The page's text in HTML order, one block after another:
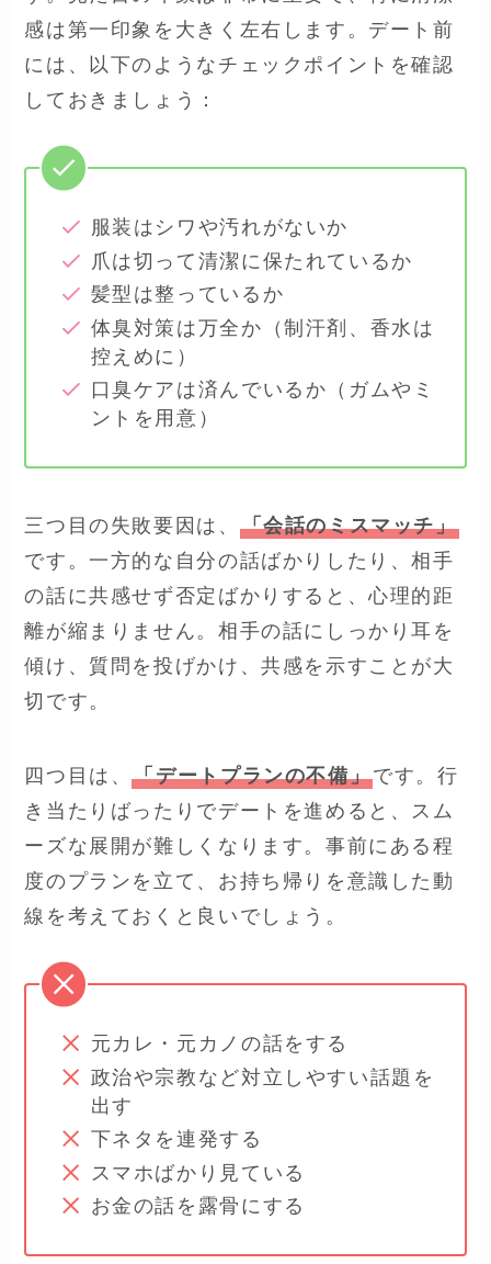
感は第一印象を大きく左右します。デート前
には、以下のようなチェックポイントを確認
しておきましょう：
服装はシワや汚れがないか
爪は切って清潔に保たれているか
髪型は整っているか
体臭対策は万全か（制汗剤、香水は
控えめに）
口臭ケアは済んでいるか（ガムやミ
ントを用意）
三つ目の失敗要因は、 「会話のミスマッチ」
です。一方的な自分の話ばかりしたり、相手
の話に共感せず否定ばかりすると、心理的距
離が縮まりません。相手の話にしっかり耳を
傾け、質問を投げかけ、共感を示すことが大
切です。
四つ目は、「デートプランの不備」です。行
き当たりばったりでデートを進めると、スム
ーズな展開が難しくなります。事前にある程
度のプランを立て、お持ち帰りを意識した動
線を考えておくと良いでしょう。
元カレ・元カノの話をする
政治や宗教など対立しやすい話題を
出す
下ネタを連発する
スマホばかり見ている
お金の話を露骨にする